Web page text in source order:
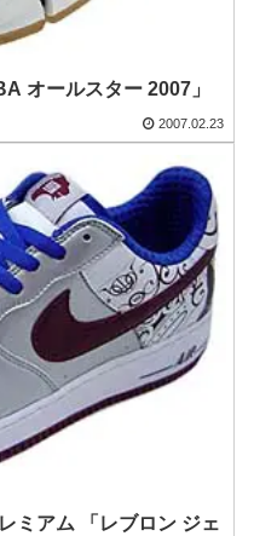
オールスター 2007」
2007.02.23
ミアム 「レブロン ジェ